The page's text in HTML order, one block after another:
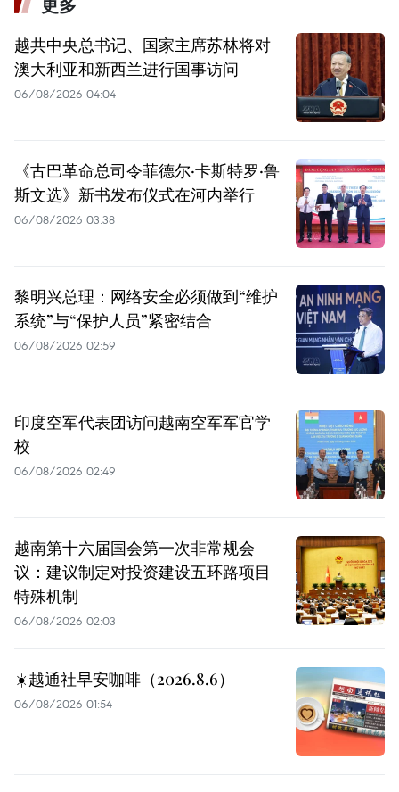
更多
越共中央总书记、国家主席苏林将对
澳大利亚和新西兰进行国事访问
06/08/2026 04:04
《古巴革命总司令菲德尔·卡斯特罗·鲁
斯文选》新书发布仪式在河内举行
06/08/2026 03:38
黎明兴总理：网络安全必须做到“维护
系统”与“保护人员”紧密结合
06/08/2026 02:59
印度空军代表团访问越南空军军官学
校
06/08/2026 02:49
越南第十六届国会第一次非常规会
议：建议制定对投资建设五环路项目
特殊机制
06/08/2026 02:03
☀️越通社早安咖啡（2026.8.6）
06/08/2026 01:54